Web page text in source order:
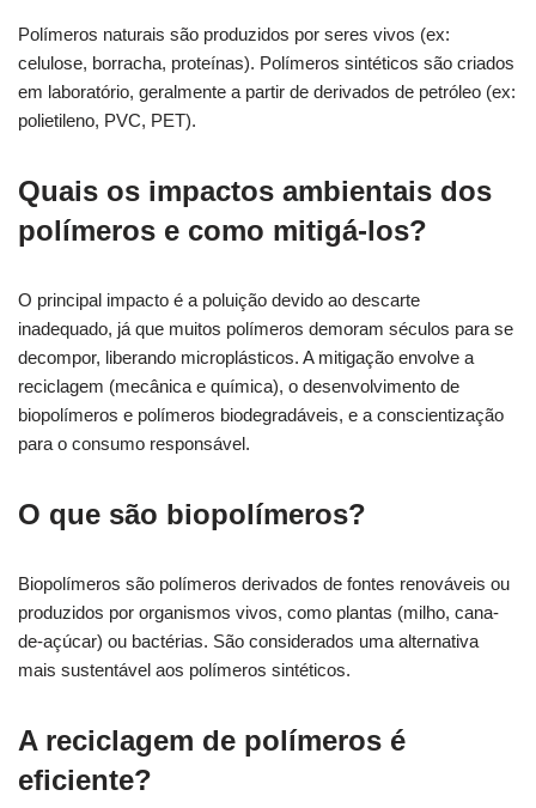
Polímeros naturais são produzidos por seres vivos (ex:
celulose, borracha, proteínas). Polímeros sintéticos são criados
em laboratório, geralmente a partir de derivados de petróleo (ex:
polietileno, PVC, PET).
Quais os impactos ambientais dos
polímeros e como mitigá-los?
O principal impacto é a poluição devido ao descarte
inadequado, já que muitos polímeros demoram séculos para se
decompor, liberando microplásticos. A mitigação envolve a
reciclagem (mecânica e química), o desenvolvimento de
biopolímeros e polímeros biodegradáveis, e a conscientização
para o consumo responsável.
O que são biopolímeros?
Biopolímeros são polímeros derivados de fontes renováveis ou
produzidos por organismos vivos, como plantas (milho, cana-
de-açúcar) ou bactérias. São considerados uma alternativa
mais sustentável aos polímeros sintéticos.
A reciclagem de polímeros é
eficiente?